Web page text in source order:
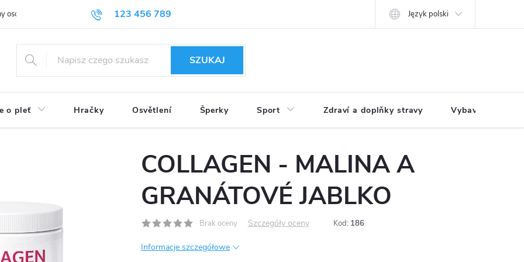
123 456 789
osobních údajů Język polski
SZUKAJ
o pleť Hračky Osvětlení Šperky Sport Zdraví a doplňky stravy Vybavení pro
COLLAGEN - MALINA A
GRANÁTOVÉ JABLKO
Brak oceny Szczegóły oceny Kod: 186
Informacje szczegółowe